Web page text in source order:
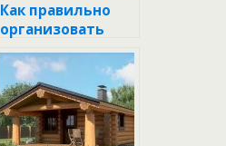
Как правильно
организовать
канализацию для
бани: от
планирования до
реализации